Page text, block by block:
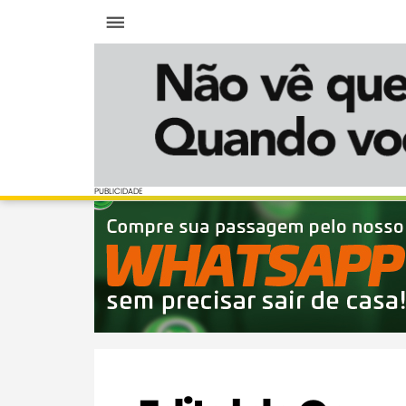
PUBLICIDADE
PUBLICIDADE